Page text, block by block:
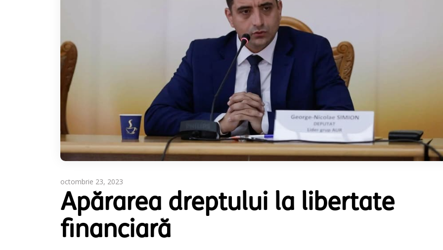
octombrie 23, 2023
Apărarea dreptului la libertate
financiară